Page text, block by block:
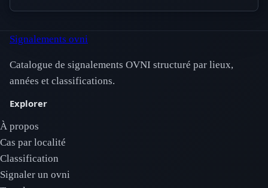
Signalements ovni
Catalogue de signalements OVNI structuré par lieux,
années et classifications.
Explorer
À propos
Cas par localité
Classification
Signaler un ovni